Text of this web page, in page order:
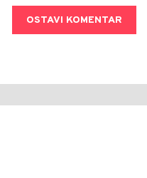
OSTAVI KOMENTAR